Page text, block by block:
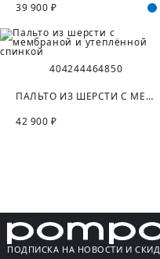
39 900 ₽
404244464850
ПАЛЬТО ИЗ ШЕРСТИ С МЕМБРАНОЙ И УТЕПЛЁННОЙ СПИНКОЙ
42 900 ₽
ПОДПИСКА НА НОВОСТИ И